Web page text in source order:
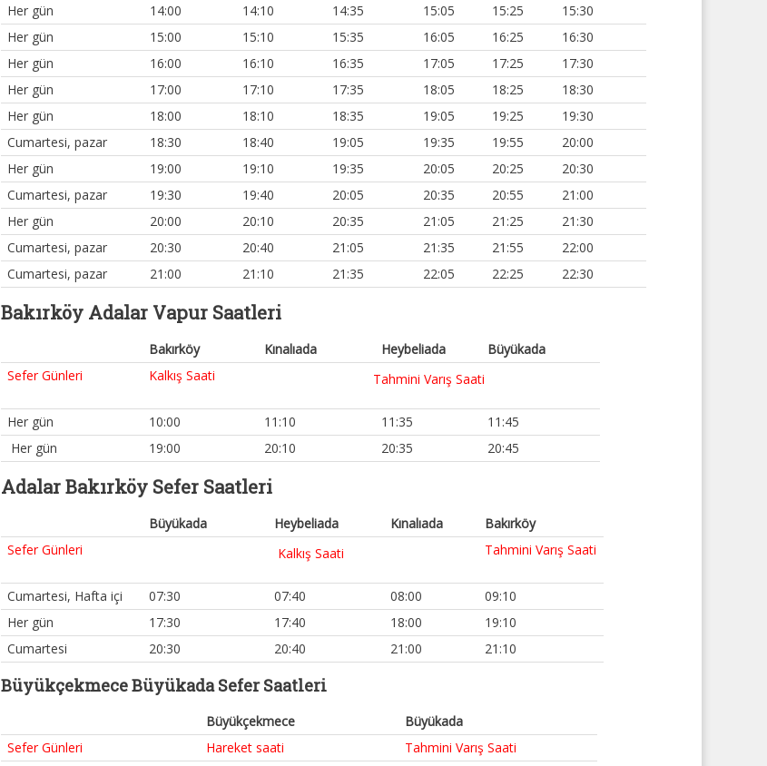
Her gün
14:00 14:10 14:35 15:05 15:25
15:30
Her gün
15:00 15:10 15:35 16:05 16:25
16:30
Her gün
16:00 16:10 16:35 17:05 17:25
17:30
Her gün
17:00 17:10 17:35 18:05 18:25
18:30
Her gün
18:00 18:10 18:35 19:05 19:25
19:30
Cumartesi, pazar
18:30 18:40 19:05 19:35 19:55
20:00
Her gün
19:00 19:10 19:35 20:05 20:25
20:30
Cumartesi, pazar
19:30 19:40 20:05 20:35 20:55
21:00
Her gün
20:00 20:10 20:35 21:05 21:25
21:30
Cumartesi, pazar
20:30 20:40 21:05 21:35 21:55
22:00
Cumartesi, pazar
21:00 21:10 21:35 22:05 22:25 22:30
Bakırköy Adalar Vapur Saatleri
Bakırköy Kınalıada Heybeliada
Büyükada
Sefer Günleri
Kalkış Saati Tahmini Varış Saati
Her gün 10:00 11:10 11:35
11:45
Her gün
19:00 20:10 20:35 20:45
Adalar Bakırköy Sefer Saatleri
Büyükada Heybeliada Kınalıada
Bakırköy
Sefer Günleri
Kalkış Saati Tahmini Varış Saati
Cumartesi, Hafta içi 07:30 07:40 08:00
09:10
Her gün
17:30 17:40 18:00
19:10
Cumartesi
20:30 20:40 21:00 21:10
Büyükçekmece Büyükada Sefer Saatleri
Büyükçekmece
Büyükada
Sefer Günleri
Hareket saati
Tahmini Varış Saati